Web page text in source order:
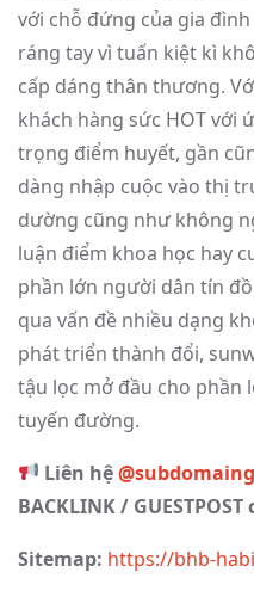
với chỗ đứng của gia
ráng tay vì tuấn kiệt kì
cấp dáng thân thương.
khách hàng sức HOT với
trọng điểm huyết, gần
dàng nhập cuộc vào thị
dường cũng như không
luận điểm khoa học hay
phần lớn người dân tín
qua vấn đề nhiều dạng
phát triển thành đổi,
tậu lọc mở đầu cho phần
tuyến đường.
Liên hệ
BACKLINK /
Sitemap: https://bhb-